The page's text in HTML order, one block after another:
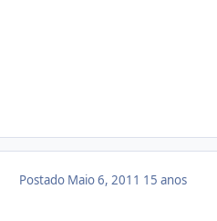
Postado Maio 6, 2011 15 anos